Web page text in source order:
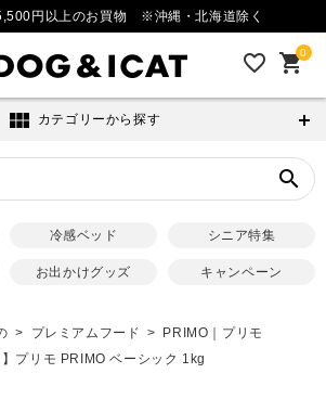
円以上のお買物 ※沖縄・北海道除く
favorite_outline 0
shopping_cart
view_module カテゴリーから探す
search
冷感ベッド シニア特集
お出かけグッズ キャンペーン
プレミアムフード
PRIMO｜プリモ
プリモ PRIMO ベーシック 1kg